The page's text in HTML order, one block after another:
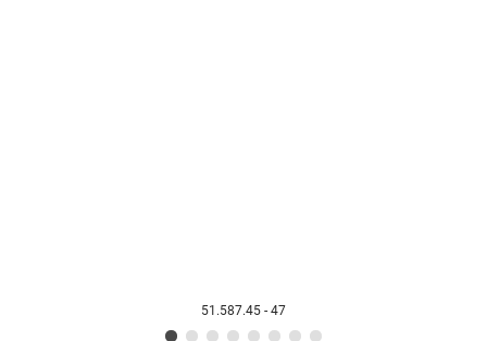
51.587.45 - 47